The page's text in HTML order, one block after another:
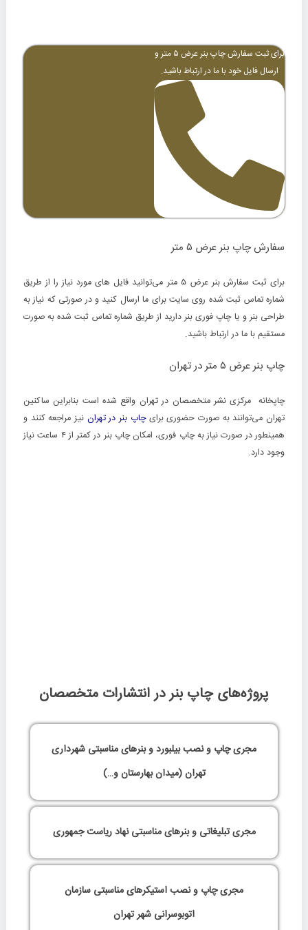
برای ثبت سفارش چاپ بنر عرض ۵ متر و
ارسال فایل خود با ما در ارتباط باشید.
سفارش چاپ بنر عرض ۵ متر
برای ثبت سفارش بنر عرض ۵ متر می‌توانید فایل های مورد نیاز را از طریق
شماره تماس ثبت شده روی سایت برای ما ارسال کنید و در صورتی که نیاز به
طراحی بنر و یا چاپ فوری بنر دارید از طریق شماره تماس ثبت شده به صورت
مستقیم با ما در ارتباط باشید.
چاپ بنر عرض ۵ متر در تهران
چاپخانه مرکزی نشر متخصصان در تهران واقع شده است بنابراین ساکنین
تهران می‌توانند به صورت حضوری برایچاپ بنر در تهران نیز مراجعه کنند و
همینطور در صورت نیاز به چاپ فوری، امکان چاپ بنر در کمتر از ۴ ساعت نیاز
وجود دارد.
پروژه‌های چاپ بنر در انتشارات متخصصان
مجری چاپ و نصب بیلبورد و بنرهای مناسبتی شهرداری
تهران (میدان بهارستان و…)
مجری تبلیغاتی و بنرهای مناسبتی نهاد ریاست جمهوری
مجری چاپ و نصب استیکرهای مناسبتی سازمان
اتوبوسرانی شهر تهران